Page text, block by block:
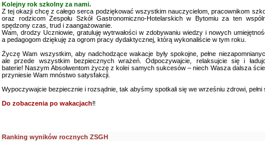
Kolejny rok szkolny za nami.
Z tej okazji chcę z całego serca podziękować wszystkim nauczycielom, pracownikom
oraz rodzicom Zespołu Szkół Gastronomiczno-Hotelarskich w Bytomiu za ten
spędzony czas, trud i zaangażowanie.
Wam, drodzy Uczniowie, gratuluję wytrwałości w zdobywaniu wiedzy i nowych
a pedagogom dziękuję za ogrom pracy dydaktycznej, którą wykonaliście w tym roku.
Życzę Wam wszystkim, aby nadchodzące wakacje były spokojne, pełne
ale przede wszystkim bezpiecznych wrażeń. Odpoczywajcie, relaksujcie się i
baterie! Naszym Absolwentom życzę z kolei samych sukcesów – niech Wasza dalsza
przyniesie Wam mnóstwo satysfakcji.
Wypoczywajcie bezpiecznie i rozsądnie, tak abyśmy spotkali się we wrześniu zdrowi, pełni
Do zobaczenia po wakacjach‼️
Ranking wyników rocznych ZSGH